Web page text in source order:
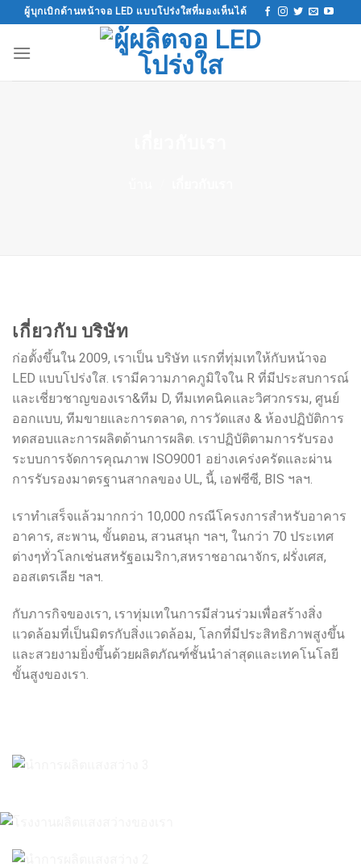
ข้ามผู้บุกเบิกด้านหน้าจอ LED แบบโปร่งใสที่มองเห็นได้
เกี่ยวกับ บริษัท
ก่อตั้งขึ้นใน 2009, เราเป็น บริษัท แรกที่ทุ่มเทให้กับหน้าจอ
LED แบบโปร่งใส. เรามีความภาคภูมิใจใน R ที่มีประสบการณ์
และเชี่ยวชาญของเรา&ทีม D, ทีมเทคนิคและวิศวกรรม, ศูนย์
ออกแบบ, ทีมขายและการตลาด, การวัดแสง & ห้องปฏิบัติการ
ทดสอบและการผลิตด้านการผลิต. เราปฏิบัติตามการรับรอง
ระบบการจัดการคุณภาพ ISO9001 อย่างเคร่งครัดและผ่าน
การรับรองมาตรฐานสากลของ UL, นี้, เอฟซีซี, BIS ฯลฯ.
เราทำเสร็จแล้วมากกว่า 10,000 กรณีโครงการสำหรับอาคาร
อาคาร, สะพาน, ขั้นตอน, สวนสนุก ฯลฯ, ในกว่า 70 ประเทศ
ต่างๆทั่วโลกเช่นสหรัฐอเมริกา,สหราชอาณาจักร, ฝรั่งเศส,
ออสเตรเลีย ฯลฯ.
กับภารกิจของเรา, เราทุ่มเทในการมีส่วนร่วมเพื่อสร้างสิ่ง
แวดล้อมที่เป็นมิตรกับสิ่งแวดล้อม, โลกที่มีประสิทธิภาพสูงขึ้น
และสวยงามยิ่งขึ้นด้วยผลิตภัณฑ์ชั้นนำล่าสุดและเทคโนโลยี
ขั้นสูงของเรา.